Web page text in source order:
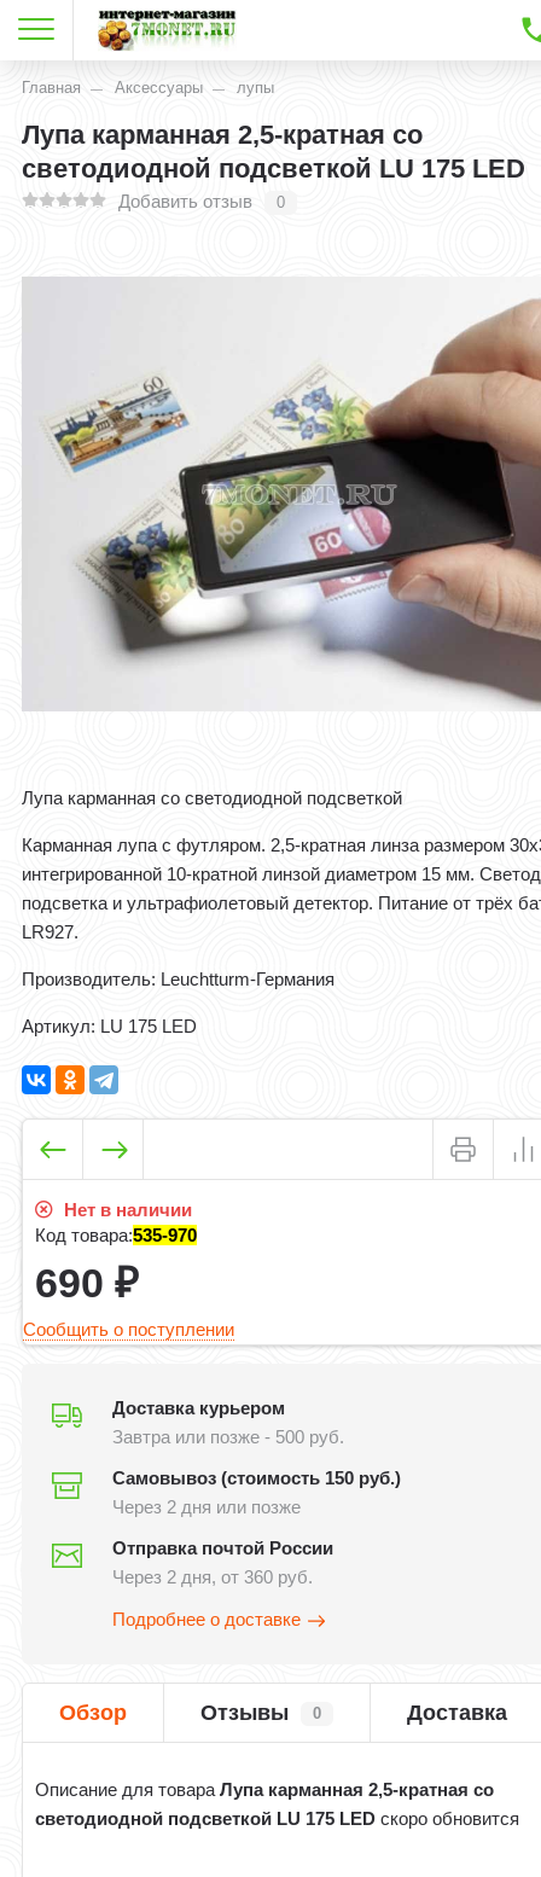
Главная Аксессуары лупы
Лупа карманная 2,5-кратная со
светодиодной подсветкой LU 175 LED
Добавить отзыв 0
Лупа карманная со светодиодной подсветкой
Карманная лупа с футляром. 2,5-кратная линза размером
интегрированной 10-кратной линзой диаметром 15 мм.
подсветка и ультрафиолетовый детектор. Питание от трёх
LR927.
Производитель: Leuchtturm-Германия
Артикул: LU 175 LED
Нет в наличии
Код товара:535-970
690₽
Сообщить о поступлении
Доставка курьером
Завтра или позже - 500 руб.
Самовывоз (стоимость 150 руб.)
Через 2 дня или позже
Отправка почтой России
Через 2 дня, от 360 руб.
Подробнее о доставке
Обзор Отзывы 0 Доставка
Описание для товараЛупа карманная 2,5-кратная со
светодиодной подсветкой LU 175 LED скоро обновится